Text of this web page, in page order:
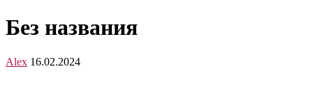
Без названия
Alex 16.02.2024